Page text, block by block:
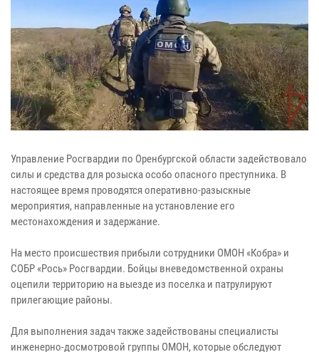
Управление Росгвардии по Оренбургской области задействовало
силы и средства для розыска особо опасного преступника. В
настоящее время проводятся оперативно-разыскные
мероприятия, направленные на установление его
местонахождения и задержание.
На место происшествия прибыли сотрудники ОМОН «Кобра» и
СОБР «Рось» Росгвардии. Бойцы вневедомственной охраны
оцепили территорию на выезде из поселка и патрулируют
прилегающие районы.
Для выполнения задач также задействованы специалисты
инженерно-досмотровой группы ОМОН, которые обследуют